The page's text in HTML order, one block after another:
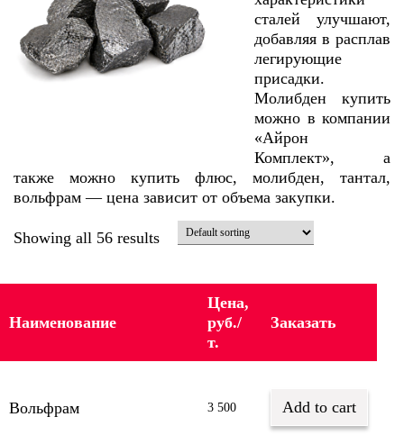
сталей улучшают,
добавляя в расплав
легирующие
присадки.
Молибден купить
можно в компании
«Айрон
Комплект», а
также можно купить флюс, молибден, тантал,
вольфрам — цена зависит от объема закупки.
Showing all 56 results
Наименование
Цена,
руб./
т.
Заказать
Вольфрам 3 500 Add to cart